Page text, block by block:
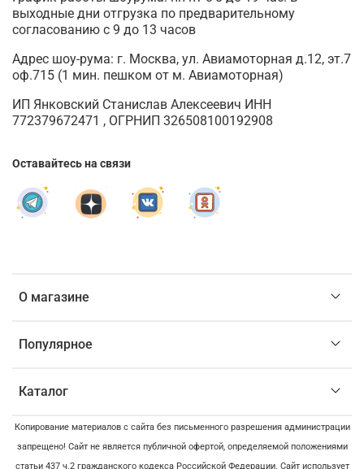
О магазине
Популярное
Каталог
выходные дни отгрузка по предварительному
согласованию с 9 до 13 часов
Адрес шоу-рума: г. Москва, ул. Авиамоторная д.12, эт.7
оф.715 (1 мин. пешком от м. Авиамоторная)
ИП Янковский Станислав Алексеевич ИНН
772379672471 , ОГРНИП 326508100192908
Оставайтесь на связи
Копирование материалов с сайта без письменного разрешения администрации
запрещено! Сайт не является публичной офертой, определяемой положениями
статьи 437 ч.2 гражданского кодекса Российской Федерации. Сайт использует